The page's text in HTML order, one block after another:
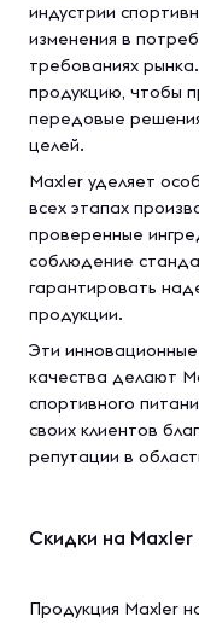
индустрии
изменения в
требованиях
продукцию, чтобы
передовые
целей.
Maxler уделяет
всех этапах
проверенные
соблюдение
гарантировать
продукции.
Эти
качества делают
спортивного
своих клиентов
репутации в
Скидки на Maxler
Продукция Maxler